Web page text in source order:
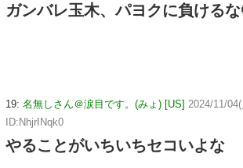
ガンバレ玉木、パヨクに負ける
19: 名無しさん＠涙目です。(みょ) [US] 2024/11/
ID:NhjrINqk0
やることがいちいちセコいよな